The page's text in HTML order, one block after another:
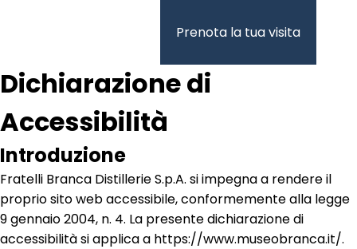
Prenota la tua visita
Dichiarazione di
Accessibilità
Introduzione
Fratelli Branca Distillerie S.p.A. si impegna a rendere il
proprio sito web accessibile, conformemente alla legge
9 gennaio 2004, n. 4. La presente dichiarazione di
accessibilità si applica a https://www.museobranca.it/.